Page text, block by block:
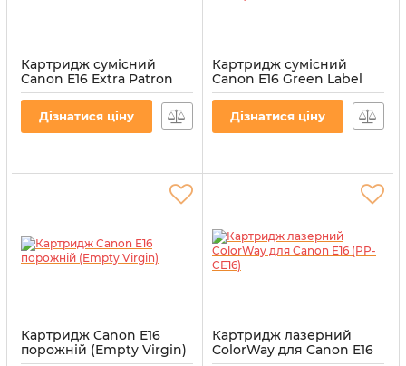
Картридж сумісний
Canon E16 Extra Patron
(PN-E16R)
Артикул:
Дізнатися ціну
Картридж сумісний
Canon E16 Green Label
Patron (PN-E16GL)
Артикул: PN-E16GL
Дізнатися ціну
Картридж Canon E16
порожній (Empty Virgin)
Картридж лазерний
ColorWay для Canon E16